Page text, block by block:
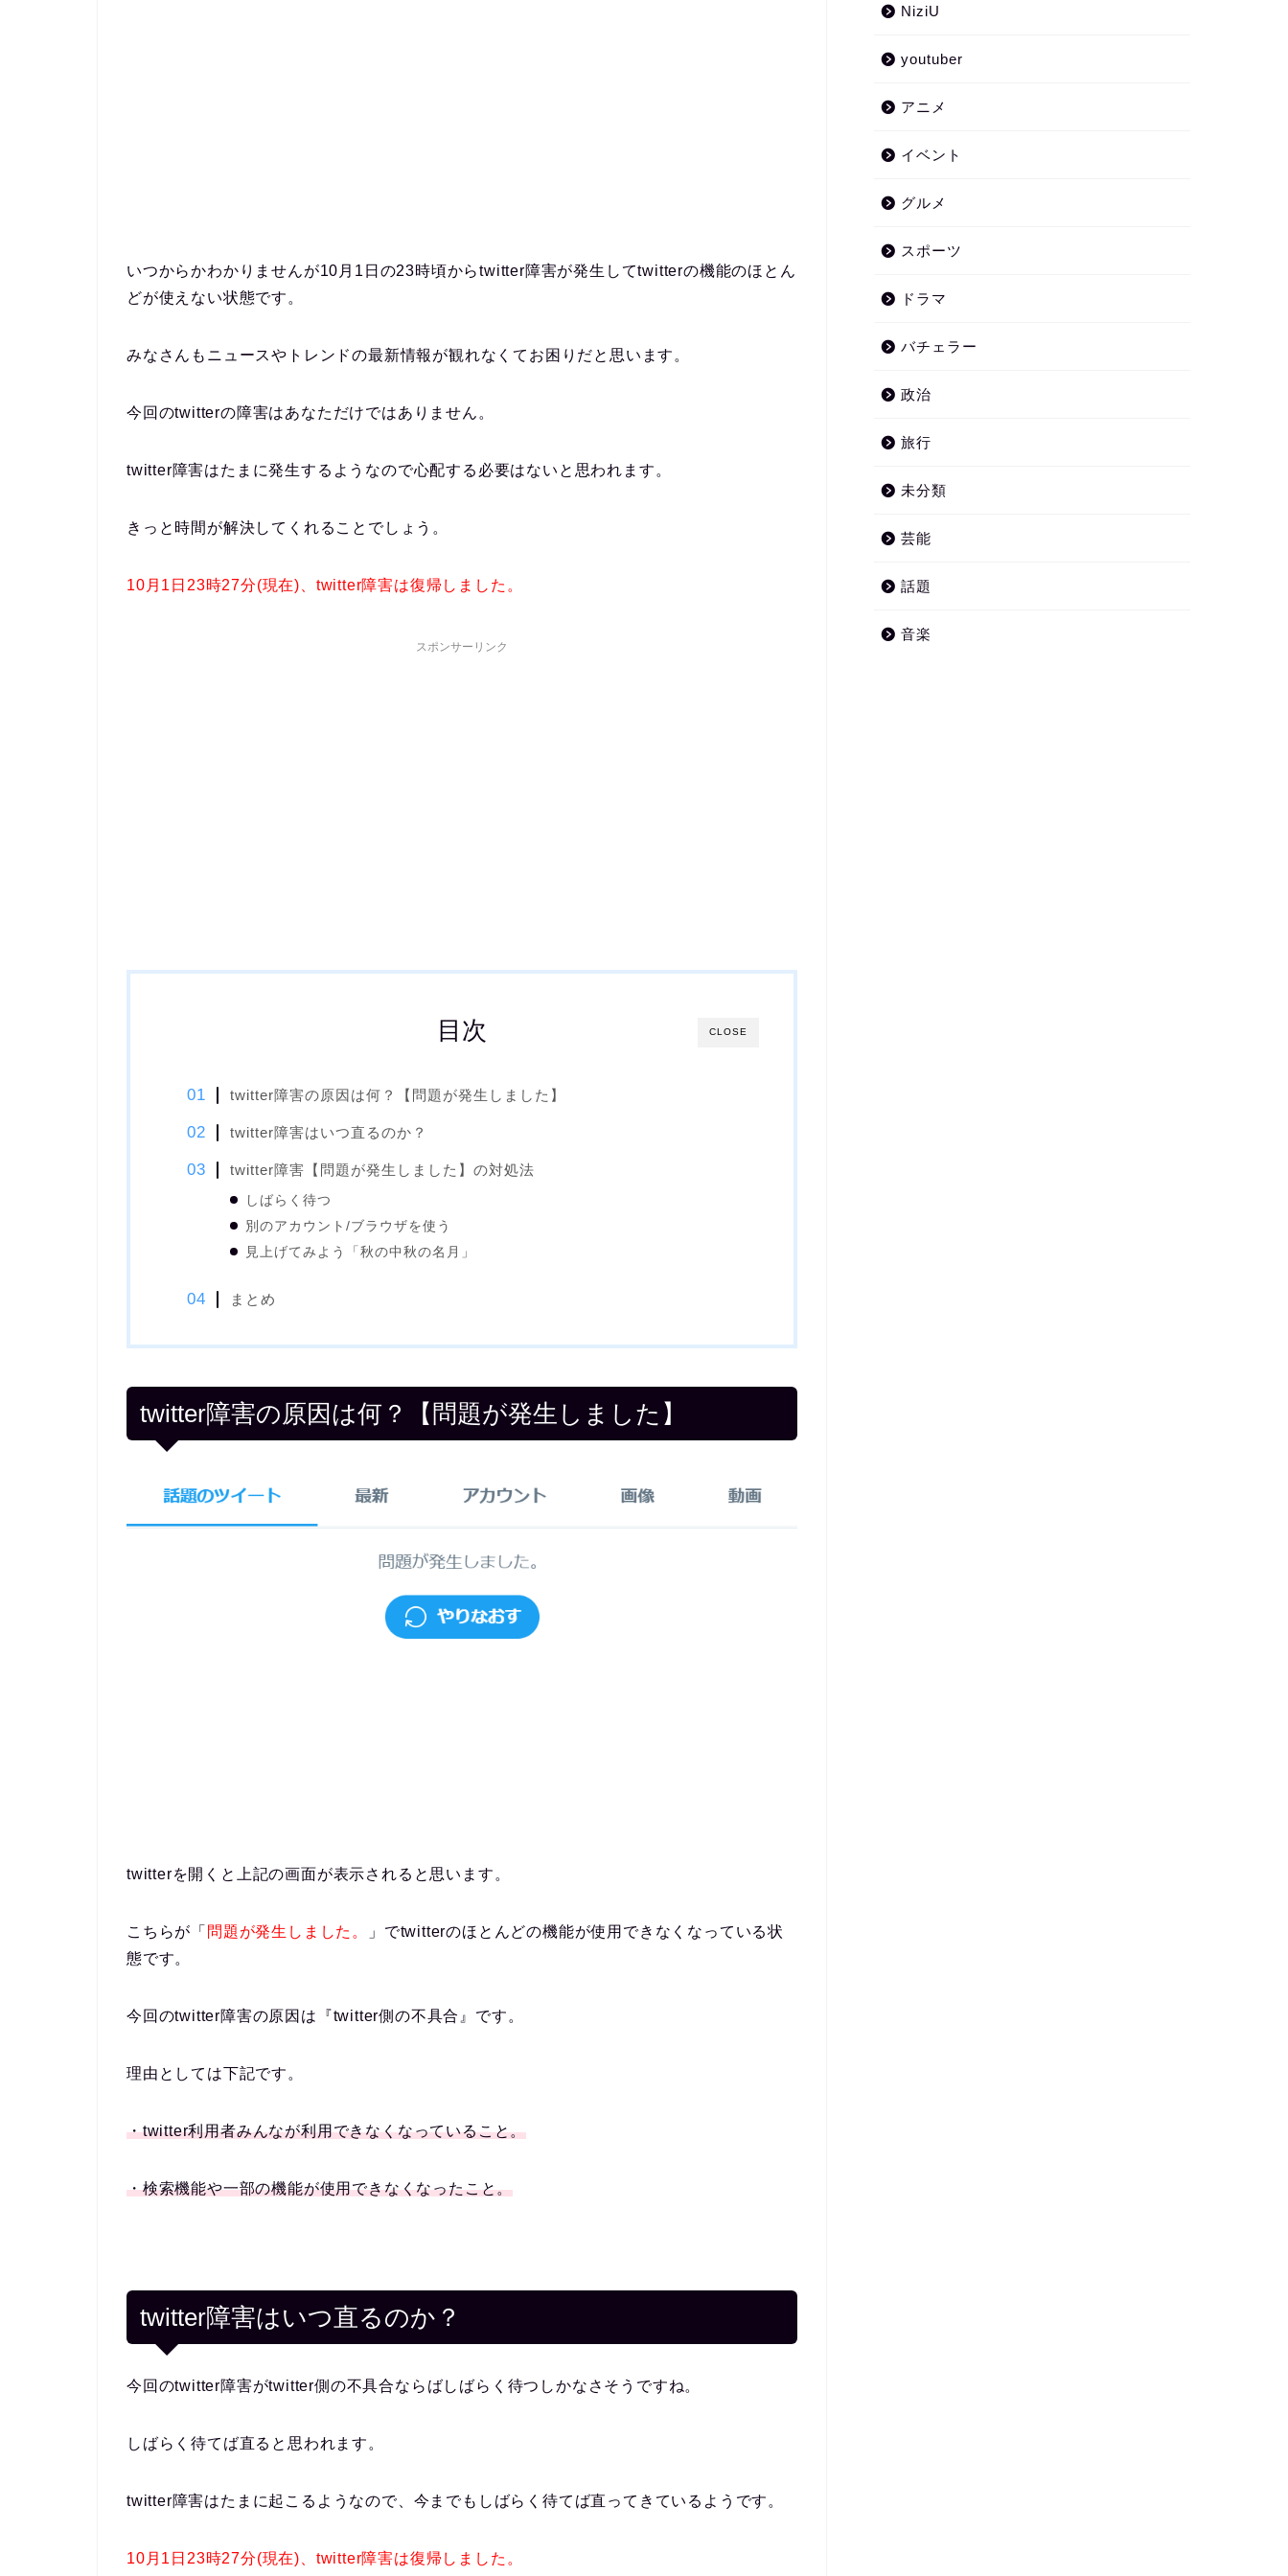
いつからかわかりませんが10月1日の23時頃からtwitter障害が発生してtwitterの機能のほとん
どが使えない状態です。
みなさんもニュースやトレンドの最新情報が観れなくてお困りだと思います。
今回のtwitterの障害はあなただけではありません。
twitter障害はたまに発生するようなので心配する必要はないと思われます。
きっと時間が解決してくれることでしょう。
10月1日23時27分(現在)、twitter障害は復帰しました。
スポンサーリンク
CLOSE
目次
twitter障害の原因は何？【問題が発生しました】
twitter障害はいつ直るのか？
twitter障害【問題が発生しました】の対処法
しばらく待つ
別のアカウント/ブラウザを使う
見上げてみよう「秋の中秋の名月」
まとめ
twitter障害の原因は何？【問題が発生しました】
twitterを開くと上記の画面が表示されると思います。
こちらが「 問題が発生しました。
」でtwitterのほとんどの機能が使用できなくなっている状
態です。
今回のtwitter障害の原因は『twitter側の不具合 』です。
理由としては下記です。
・twitter利用者みんなが利用できなくなっていること。
・検索機能や一部の機能が使用できなくなったこと。
twitter障害はいつ直るのか？
今回のtwitter障害がtwitter側の不具合ならばしばらく待つしかなさそうですね。
しばらく待てば直ると思われます。
twitter障害はたまに起こるようなので、今までもしばらく待てば直ってきているようです。
10月1日23時27分(現在)、twitter障害は復帰しました。
NiziU
youtuber
アニメ
イベント
グルメ
スポーツ
ドラマ
バチェラー
政治
旅行
未分類
芸能
話題
音楽